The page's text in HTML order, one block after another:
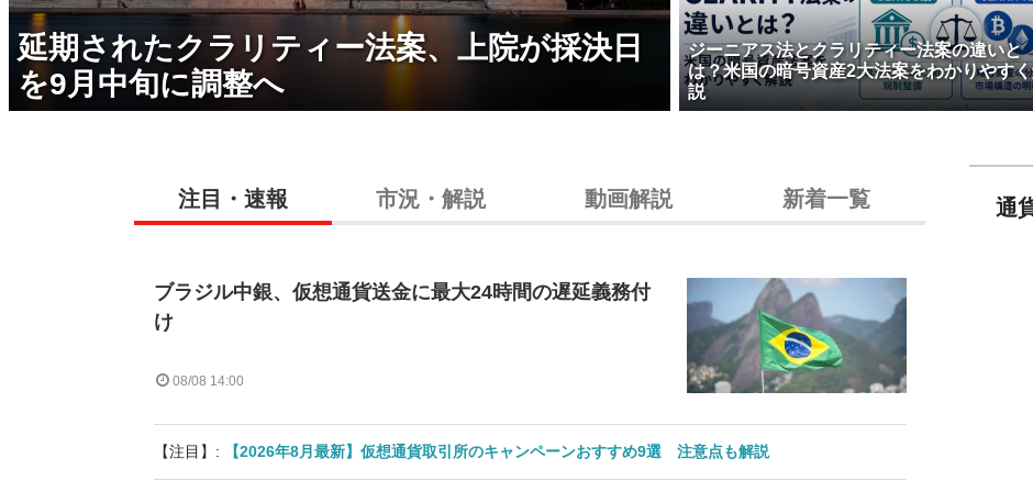
延期されたクラリティー法案、上院が採決日
を9月中旬に調整へ
ジーニアス法とクラリティー法案の違いと
は？米国の暗号資産2大法案をわかりやす
説
注目・速報 市況・解説 動画解説 新着一覧
ブラジル中銀、仮想通貨送金に最大24時間の遅延義務付
け
08/08 14:00
【注目】: 【2026年8月最新】仮想通貨取引所のキャンペーンおすすめ9選 注意点も解説
通